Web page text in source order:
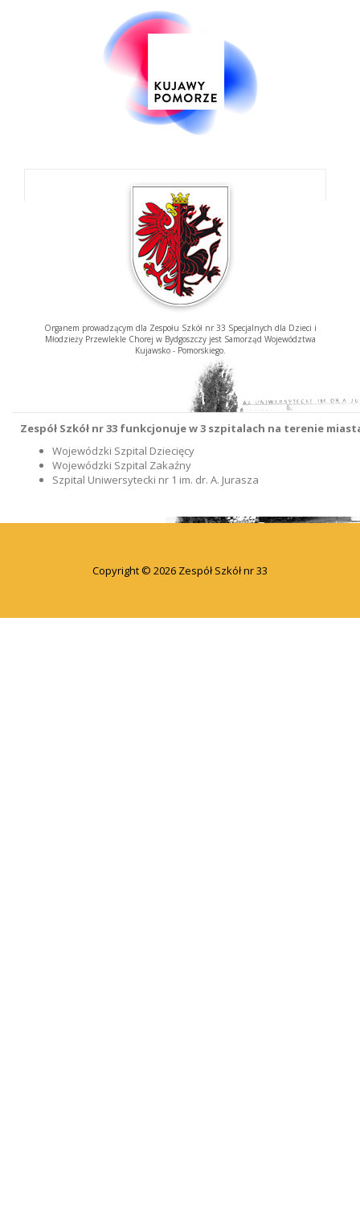
Organem prowadzącym dla Zespołu Szkół nr 33 Specjalnych dla Dzieci i
Młodzieży Przewlekle Chorej w Bydgoszczy jest Samorząd Województwa
Kujawsko - Pomorskiego.
Zespół Szkół nr 33 funkcjonuje w 3 szpitalach na terenie
Wojewódzki Szpital Dziecięcy
Wojewódzki Szpital Zakaźny
Szpital Uniwersytecki nr 1 im. dr. A. Jurasza
Copyright © 2026 Zespół Szkół nr 33